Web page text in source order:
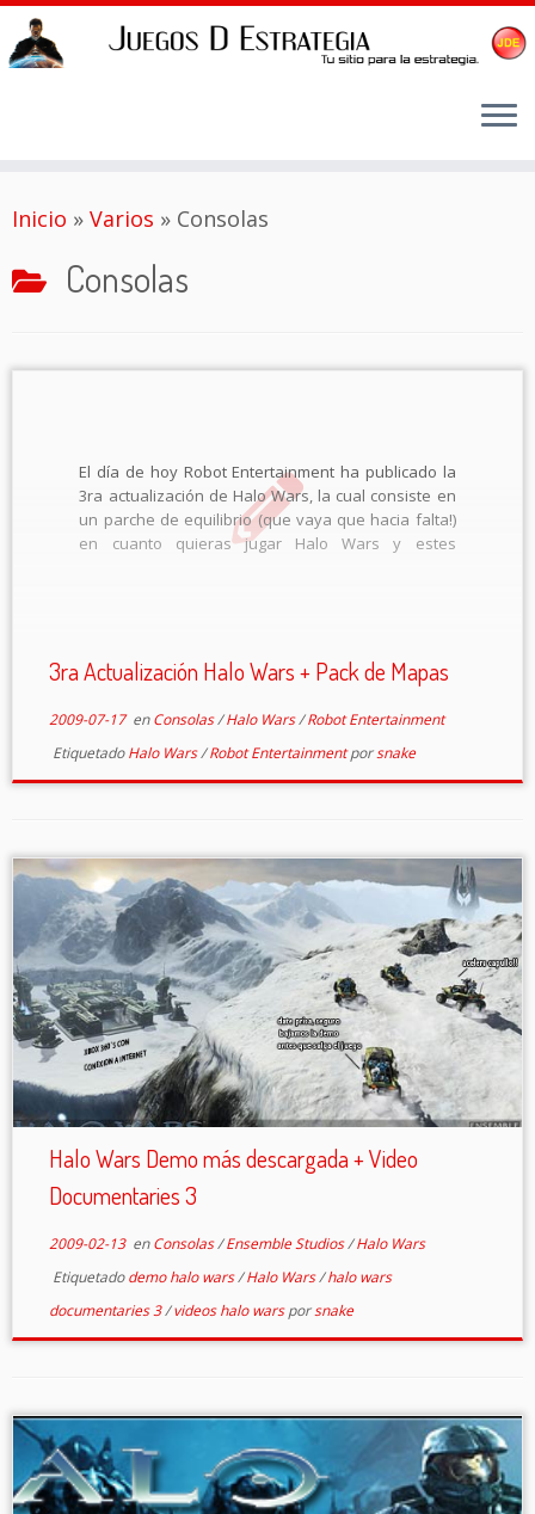
alInicio » Varios » Consolas
Consolas
El día de hoy Robot Entertainment ha publicado la
3ra actualización de Halo Wars, la cual consiste en
un parche de equilibrio (que vaya que hacia falta!)
en cuanto quieras jugar Halo Wars y estes
3ra Actualización Halo Wars + Pack de Mapas
2009-07-17enConsolas/Halo Wars/Robot Entertainment
EtiquetadoHalo Wars/Robot Entertainmentporsnake
Halo Wars Demo más descargada + Video
Documentaries 3
2009-02-13enConsolas/Ensemble Studios/Halo Wars
Etiquetadodemo halo wars/Halo Wars/halo wars
documentaries 3/videos halo warsporsnake